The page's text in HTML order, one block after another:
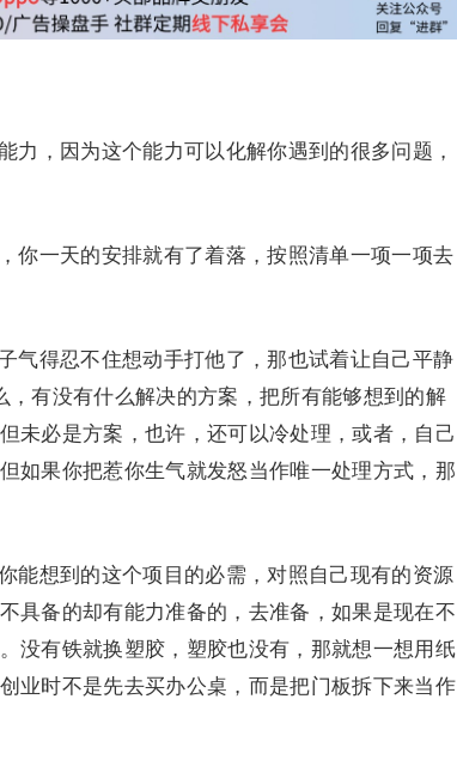
力，因为这个能力可以化解你遇到的很多问题，
你一天的安排就有了着落，按照清单一项一项去
气得忍不住想动手打他了，那也试着让自己平静
有没有什么解决的方案，把所有能够想到的解
未必是方案，也许，还可以冷处理，或者，自己
如果你把惹你生气就发怒当作唯一处理方式，那
能想到的这个项目的必需，对照自己现有的资源
具备的却有能力准备的，去准备，如果是现在不
没有铁就换塑胶，塑胶也没有，那就想一想用纸
业时不是先去买办公桌，而是把门板拆下来当作